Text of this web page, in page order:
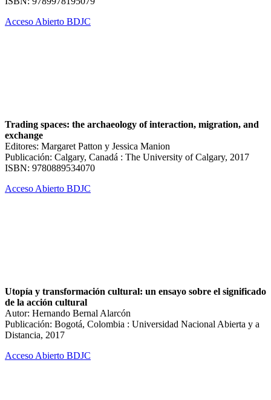
Acceso Abierto BDJC
Trading spaces: the archaeology of interaction, migration, and
exchange
Editores: Margaret Patton y Jessica Manion
Publicación: Calgary, Canadá : The University of Calgary, 2017
ISBN: 9780889534070
Acceso Abierto BDJC
Utopía y transformación cultural: un ensayo sobre el significado
de la acción cultural
Autor: Hernando Bernal Alarcón
Publicación: Bogotá, Colombia : Universidad Nacional Abierta y a
Distancia, 2017
Acceso Abierto BDJC